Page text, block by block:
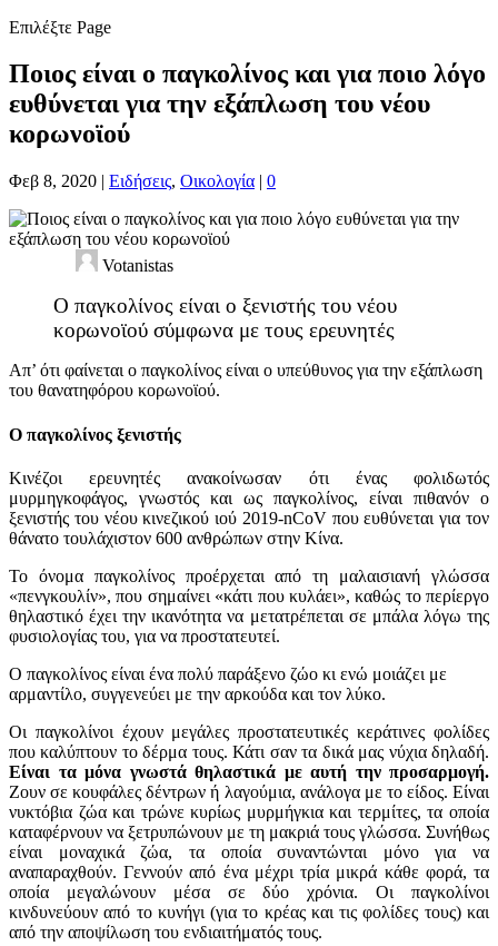
Επιλέξτε Page
Ποιος είναι ο παγκολίνος και για ποιο λόγο
ευθύνεται για την εξάπλωση του νέου
κορωνοϊού
Φεβ 8, 2020 | Ειδήσεις, Οικολογία | 0
Votanistas
Ο παγκολίνος είναι ο ξενιστής του νέου
κορωνοϊού σύμφωνα με τους ερευνητές
Απ’ ότι φαίνεται ο παγκολίνος είναι ο υπεύθυνος για την εξάπλωση
του θανατηφόρου κορωνοϊού.
Ο παγκολίνος ξενιστής
Κινέζοι ερευνητές ανακοίνωσαν ότι ένας φολιδωτός
μυρμηγκοφάγος, γνωστός και ως παγκολίνος, είναι πιθανόν ο
ξενιστής του νέου κινεζικού ιού 2019-nCoV που ευθύνεται για τον
θάνατο τουλάχιστον 600 ανθρώπων στην Κίνα.
Το όνομα παγκολίνος προέρχεται από τη μαλαισιανή γλώσσα
«πενγκουλίν», που σημαίνει «κάτι που κυλάει», καθώς το περίεργο
θηλαστικό έχει την ικανότητα να μετατρέπεται σε μπάλα λόγω της
φυσιολογίας του, για να προστατευτεί.
Ο παγκολίνος είναι ένα πολύ παράξενο ζώο κι ενώ μοιάζει με
αρμαντίλο, συγγενεύει με την αρκούδα και τον λύκο.
Οι παγκολίνοι έχουν μεγάλες προστατευτικές κεράτινες φολίδες
που καλύπτουν το δέρμα τους. Κάτι σαν τα δικά μας νύχια δηλαδή.
Είναι τα μόνα γνωστά θηλαστικά με αυτή την προσαρμογή.
Ζουν σε κουφάλες δέντρων ή λαγούμια, ανάλογα με το είδος. Είναι
νυκτόβια ζώα και τρώνε κυρίως μυρμήγκια και τερμίτες, τα οποία
καταφέρνουν να ξετρυπώνουν με τη μακριά τους γλώσσα. Συνήθως
είναι μοναχικά ζώα, τα οποία συναντώνται μόνο για να
αναπαραχθούν. Γεννούν από ένα μέχρι τρία μικρά κάθε φορά, τα
οποία μεγαλώνουν μέσα σε δύο χρόνια. Οι παγκολίνοι
κινδυνεύουν από το κυνήγι (για το κρέας και τις φολίδες τους) και
από την αποψίλωση του ενδιαιτήματός τους.